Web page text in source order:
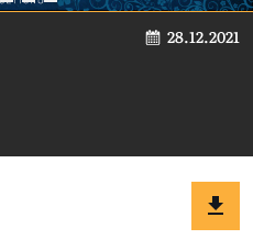
28.12.2021